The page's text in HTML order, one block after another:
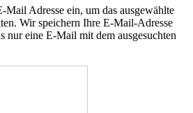
Mail Adresse ein, um das ausgewählte
Wir speichern Ihre E-Mail-Adresse
nur eine E-Mail mit dem ausgesuchten